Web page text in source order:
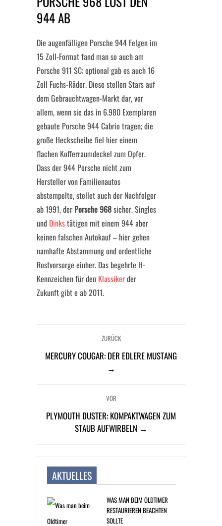
944 AB
Die augenfälligen Porsche 944 Felgen im
15 Zoll-Format fand man so auch am
Porsche 911 SC; optional gab es auch 16
Zoll Fuchs-Räder. Diese stellen Stars auf
dem Gebrauchtwagen-Markt dar, vor
allem, wenn sie das in 6.980 Exemplaren
gebaute Porsche 944 Cabrio tragen; die
große Heckscheibe fiel hier einem
flachen Kofferraumdeckel zum Opfer.
Dass der 944 Porsche nicht zum
Hersteller von Familienautos
abstempelte, stellet auch der Nachfolger
ab 1991, der Porsche 968sicher. Singles
und Dinkstätigen mit einem 944 aber
keinen falschen Autokauf – hier gehen
namhafte Abstammung und ordentliche
Rostvorsorge einher. Das begehrte H-
Kennzeichen für den Klassikerder
Zukunft gibt e ab 2011.
ZURÜCK
MERCURY COUGAR: DER EDLERE MUSTANG
→
VOR
PLYMOUTH DUSTER: KOMPAKTWAGEN ZUM
STAUB AUFWIRBELN →
AKTUELLES
WAS MAN BEIM OLDTIMER
RESTAURIEREN BEACHTEN
SOLLTE